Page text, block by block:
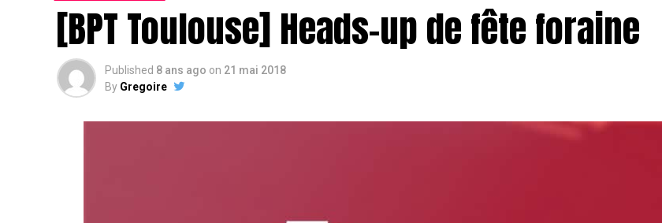
[BPT Toulouse] Heads-up de fête foraine
Published 8 ans ago on 21 mai 2018
By Gregoire